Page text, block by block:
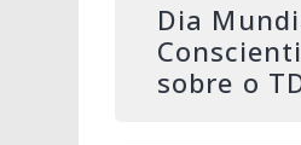
Dia
sobre o